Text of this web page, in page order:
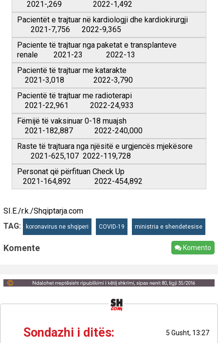
2021-,269 2022-1,492
Pacientët e trajtuar në kardiologji dhe kardiokirurgji
2021-7,756 2022-9,365
Paciente të trajtuar nga paketat e transplanteve
renale 2021-23 2022-13
Pacientë të trajtuar me katarakte
2021-3,018 2022-3,790
Pacientë të trajtuar me radioterapi
2021-22,961 2022-24,933
Fëmijë të vaksinuar 0-18 muajsh
2021-182,887 2022-240,000
Raste të trajtuara nga njësitë e urgjencës mjekësore
2021-625,107 2022-119,728
Personat që përfituan Check Up
2021-164,892 2022-454,892
SI.E./r.k./Shqiptarja.com
TAG:
koronavirus ne shqiperi COVID-19 ministria e shendetesise
Komente Komento
Sondazhi i ditës: 5 Gusht, 13:27